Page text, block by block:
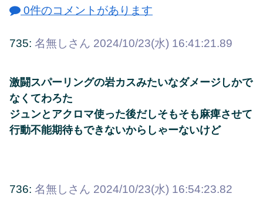
0件のコメントがあります
735: 名無しさん 2024/10/23(水) 16:41:21.89
激闘スパーリングの岩カスみたいなダメージしかで
なくてわろた
ジュンとアクロマ使った後だしそもそも麻痺させて
行動不能期待もできないからしゃーないけど
736: 名無しさん 2024/10/23(水) 16:54:23.82